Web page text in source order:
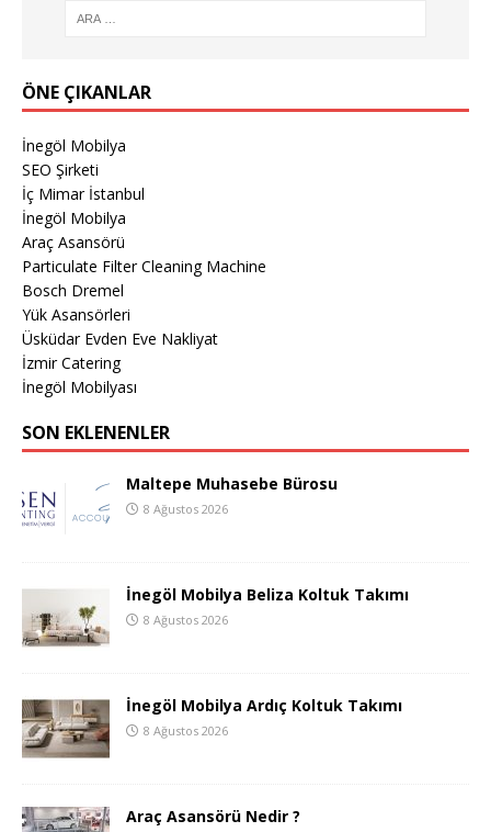
ÖNE ÇIKANLAR
İnegöl Mobilya
SEO Şirketi
İç Mimar İstanbul
İnegöl Mobilya
Araç Asansörü
Particulate Filter Cleaning Machine
Bosch Dremel
Yük Asansörleri
Üsküdar Evden Eve Nakliyat
İzmir Catering
İnegöl Mobilyası
SON EKLENENLER
Maltepe Muhasebe Bürosu
8 Ağustos 2026
İnegöl Mobilya Beliza Koltuk Takımı
8 Ağustos 2026
İnegöl Mobilya Ardıç Koltuk Takımı
8 Ağustos 2026
Araç Asansörü Nedir ?